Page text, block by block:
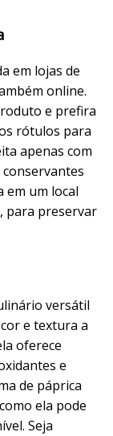
em lojas de
online.
e prefira
rótulos para
apenas com
em um local
para preservar
versátil
e textura a
oferece
e
de páprica
ela pode
Seja